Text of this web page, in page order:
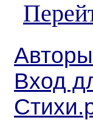
Авторы
Вход